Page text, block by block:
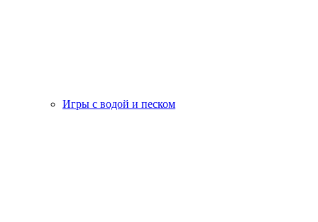
Игры с водой и песком